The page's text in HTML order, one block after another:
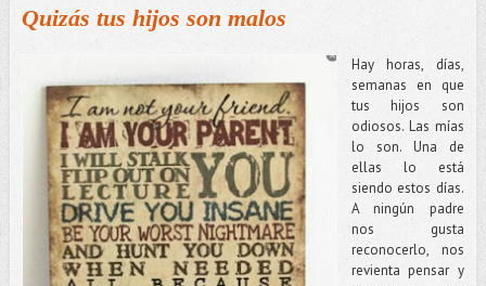
Quizás tus hijos son malos
Hay horas, días,
semanas en que
tus hijos son
odiosos. Las mías
lo son. Una de
ellas lo está
siendo estos días.
A ningún padre
nos gusta
reconocerlo, nos
revienta pensar y